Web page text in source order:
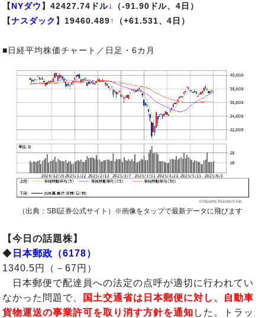
【NYダウ 】42427.74ドル↓
（-91.90ドル、4日）
【ナスダック 】19460.489↑ （+61.531、4日）
■日経平均株価チャート／日足・6カ月
（出典：SBI証券公式サイト）※画像をタップで最新データに飛びます
【今日の話題株】
◆ 日本郵政（6178）
1340.5円（－67円）
日本郵便で配達員への法定の点呼が適切に行われてい
なかった問題で、
国土交通省は日本郵便に対し、自動車
貨物運送の事業許可を取り消す方針を通知 した。トラッ